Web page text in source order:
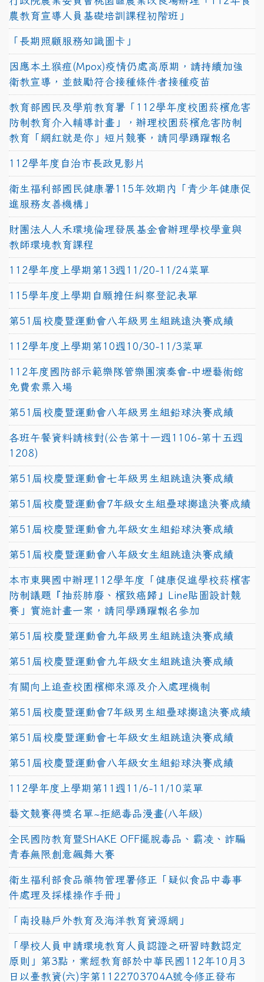
農教育宣導人員基礎培訓課程初階班」
「長期照顧服務知識圖卡」
因應本土猴痘(Mpox)疫情仍處高原期，請持續加強
衛教宣導，並鼓勵符合接種條件者接種疫苗
教育部國民及學前教育署「112學年度校園菸檳危害
防制教育介入輔導計畫」，辦理校園菸檳危害防制
教育「網紅就是你」短片競賽，請同學踴躍報名
112學年度自治市長政見影片
衛生福利部國民健康署115年效期內「青少年健康促
進服務友善機構」
財團法人人禾環境倫理發展基金會辦理學校學童與
教師環境教育課程
112學年度上學期第13週11/20-11/24菜單
115學年度上學期自願擔任糾察登記表單
第51屆校慶暨運動會八年級男生組跳遠決賽成績
112學年度上學期第10週10/30-11/3菜單
112年度國防部示範樂隊管樂團演奏會-中壢藝術館
免費索票入場
第51屆校慶暨運動會八年級男生組鉛球決賽成績
各班午餐資料請核對(公告第十一週1106-第十五週
1208)
第51屆校慶暨運動會七年級男生組跳遠決賽成績
第51屆校慶暨運動會7年級女生組壘球擲遠決賽成績
第51屆校慶暨運動會九年級女生組鉛球決賽成績
第51屆校慶暨運動會八年級女生組跳遠決賽成績
本市東興國中辦理112學年度「健康促進學校菸檳害
防制議題『抽菸肺廢、檳致癌歸』Line貼圖設計競
賽」實施計畫一案，請同學踴躍報名參加
第51屆校慶暨運動會九年級男生組跳遠決賽成績
第51屆校慶暨運動會九年級女生組跳遠決賽成績
有關向上追查校園檳榔來源及介入處理機制
第51屆校慶暨運動會7年級男生組壘球擲遠決賽成績
第51屆校慶暨運動會七年級女生組跳遠決賽成績
第51屆校慶暨運動會八年級女生組鉛球決賽成績
112學年度上學期第11週11/6-11/10菜單
藝文競賽得獎名單~拒絕毒品漫畫(八年級)
全民國防教育暨SHAKE OFF擺脫毒品、霸凌、詐騙
青春無限創意飆舞大賽
衛生福利部食品藥物管理署修正「疑似食品中毒事
件處理及採樣操作手冊」
「南投縣戶外教育及海洋教育資源網」
「學校人員申請環境教育人員認證之研習時數認定
原則」第3點，業經教育部於中華民國112年10月3
日以臺教資(六)字第1122703704A號令修正發布